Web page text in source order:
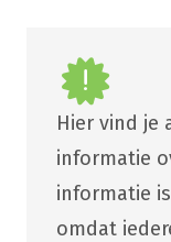
Hier vind je
informatie
informatie
omdat